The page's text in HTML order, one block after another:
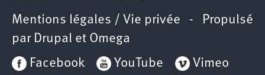
Mentions légales / Vie privée - Propulsé
par Drupal et Omega
Facebook
YouTube
Vimeo